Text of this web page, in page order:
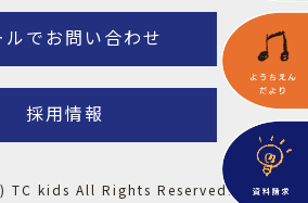
ルでお問い合わせ
採用情報
TC kids All Rights Reserved.